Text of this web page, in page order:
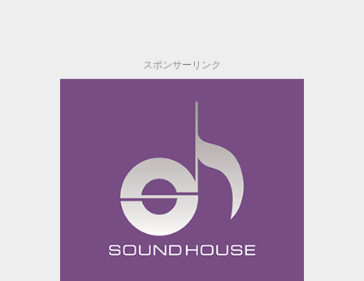
スポンサーリンク